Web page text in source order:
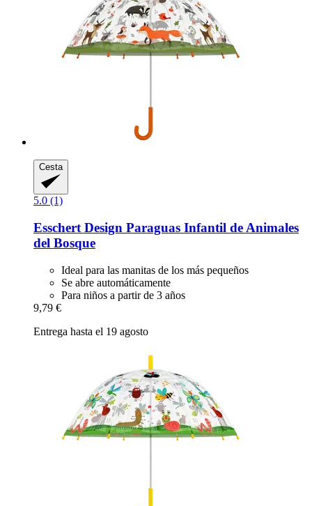
Cesta
5.0 (1)
Esschert Design Paraguas Infantil de Animales
del Bosque
Ideal para las manitas de los más pequeños
Se abre automáticamente
Para niños a partir de 3 años
9,79 €
Entrega hasta el 19 agosto